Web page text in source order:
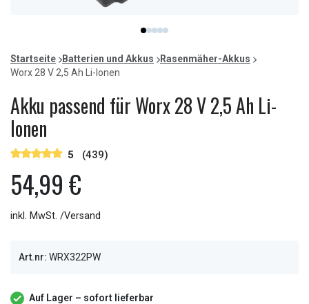
item
0
item
1
item
2
item
3
item
4
of
5
Startseite Batterien und Akkus
Rasenmäher-Akkus
Worx 28 V 2,5 Ah Li-Ionen
Akku passend für Worx 28 V 2,5 Ah Li-
Ionen
5 (439)
54,99 €
inkl. MwSt. /Versand
Art.nr: WRX322PW
Auf Lager – sofort lieferbar